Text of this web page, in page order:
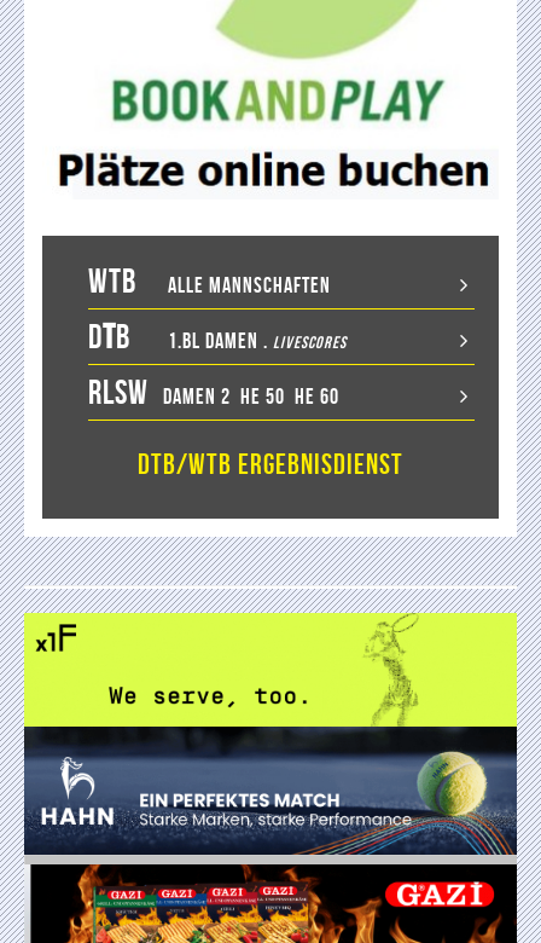
WTB Alle Mannschaften
DTB 1.BL Damen . LiveScores
RLSW Damen 2 He 50 He 60
DTB/WTB Ergebnisdienst